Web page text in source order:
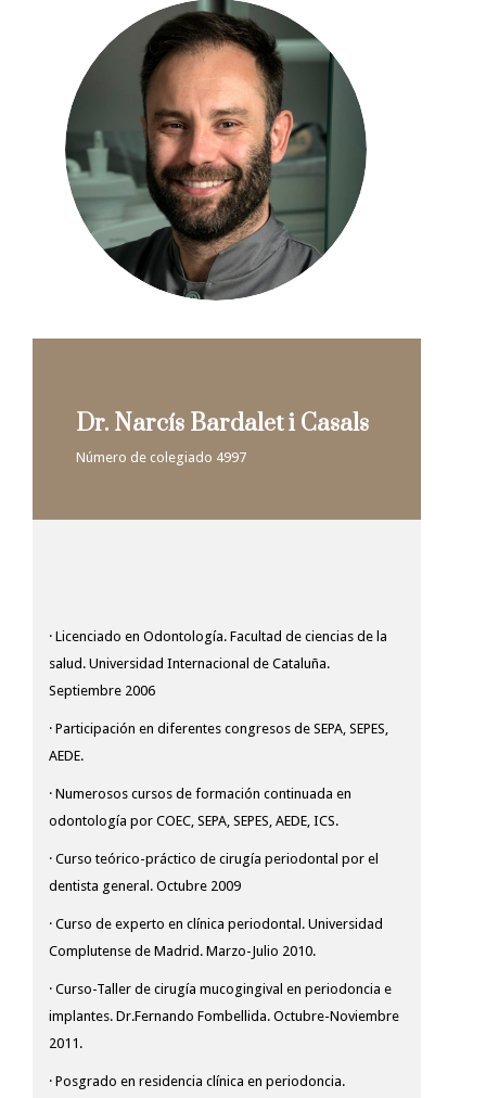
Dr. Narcís Bardalet i Casals
Número de colegiado 4997
· Licenciado en Odontología. Facultad de ciencias de la
salud. Universidad Internacional de Cataluña.
Septiembre 2006
· Participación en diferentes congresos de SEPA, SEPES,
AEDE.
· Numerosos cursos de formación continuada en
odontología por COEC, SEPA, SEPES, AEDE, ICS.
· Curso teórico-práctico de cirugía periodontal por el
dentista general. Octubre 2009
· Curso de experto en clínica periodontal. Universidad
Complutense de Madrid. Marzo-Julio 2010.
· Curso-Taller de cirugía mucogingival en periodoncia e
implantes. Dr.Fernando Fombellida. Octubre-Noviembre
2011.
· Posgrado en residencia clínica en periodoncia.